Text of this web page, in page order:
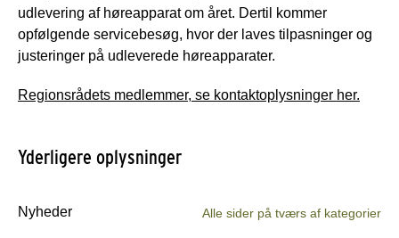
udlevering af høreapparat om året. Dertil kommer
opfølgende servicebesøg, hvor der laves tilpasninger og
justeringer på udleverede høreapparater.
Regionsrådets medlemmer, se kontaktoplysninger her.
Yderligere oplysninger
Nyheder Alle sider på tværs af kategorier